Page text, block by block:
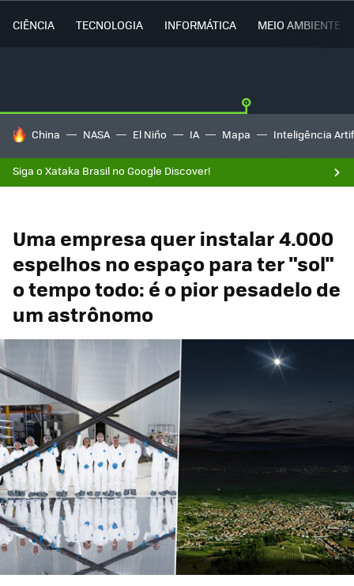
CIÊNCIA TECNOLOGIA INFORMÁTICA MEIO AMBIENTE
TENDÊNCIAS DO DIA
China NASA El Niño IA Mapa Inteligência
Siga o Xataka Brasil no Google Discover!
Uma empresa quer instalar 4.000
espelhos no espaço para ter "sol"
o tempo todo: é o pior pesadelo de
um astrônomo